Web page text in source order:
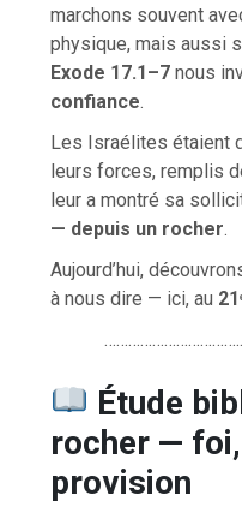
marchons souvent
physique, mais aussi
Exode 17.1–7 nous
confiance.
Les Israélites étaient
leurs forces, remplis
leur a montré sa
— depuis un rocher.
Aujourd’hui,
à nous dire — ici, au
Étude
rocher —
provision